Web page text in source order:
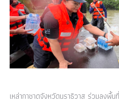
เหล่ากาชาดจังหวัดนราธิวาส ร่วมลงพื้